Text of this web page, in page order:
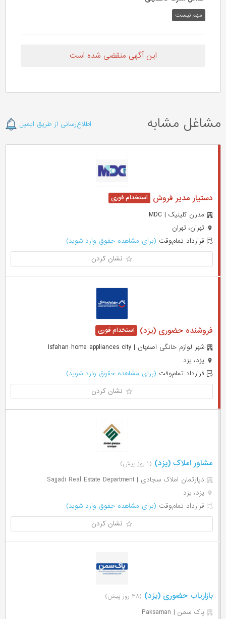
مهم نیست
این آگهی منقضی شده است
مشاغل مشابه اطلاع‌رسانی از طریق ایمیل
دستیار مدیر فروش
مدرن کلینیک | MDC
تهران، تهران
قرارداد تمام‌وقت (برای مشاهده حقوق وارد شوید)
نشان کردن
فروشنده حضوری (یزد)
شهر لوازم خانگی اصفهان | Isfahan home appliances city
یزد، یزد
قرارداد تمام‌وقت (برای مشاهده حقوق وارد شوید)
نشان کردن
مشاور املاک (یزد) (۱ روز پیش)
دپارتمان املاک سجادی | Sajjadi Real Estate Department
یزد، یزد
قرارداد تمام‌وقت (برای مشاهده حقوق وارد شوید)
نشان کردن
بازاریاب حضوری (یزد) (۳۸ روز پیش)
پاک سمن | Paksaman